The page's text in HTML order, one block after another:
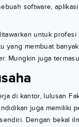
software,
untuk profesi
yang membuat
Mungkin juga
di kantor, lulusan
juga memiliki
Dengan bekal